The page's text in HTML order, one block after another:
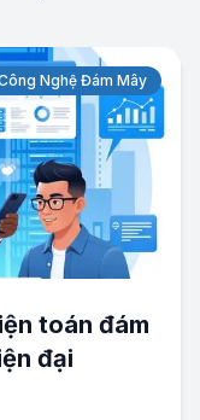
Nghệ Đám Mây
toán đám
đại